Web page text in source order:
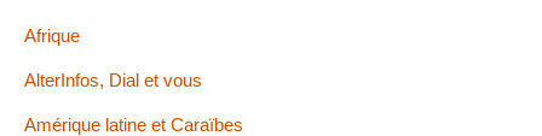
Afrique
AlterInfos, Dial et vous
Amérique latine et Caraïbes